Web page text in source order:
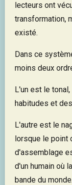
lecteurs ont
transformation,
existé.
Dans ce
moins deux
L'un est le
habitudes et
L'autre est le
lorsque le point
d'assemblage
d'un humain où
bande du